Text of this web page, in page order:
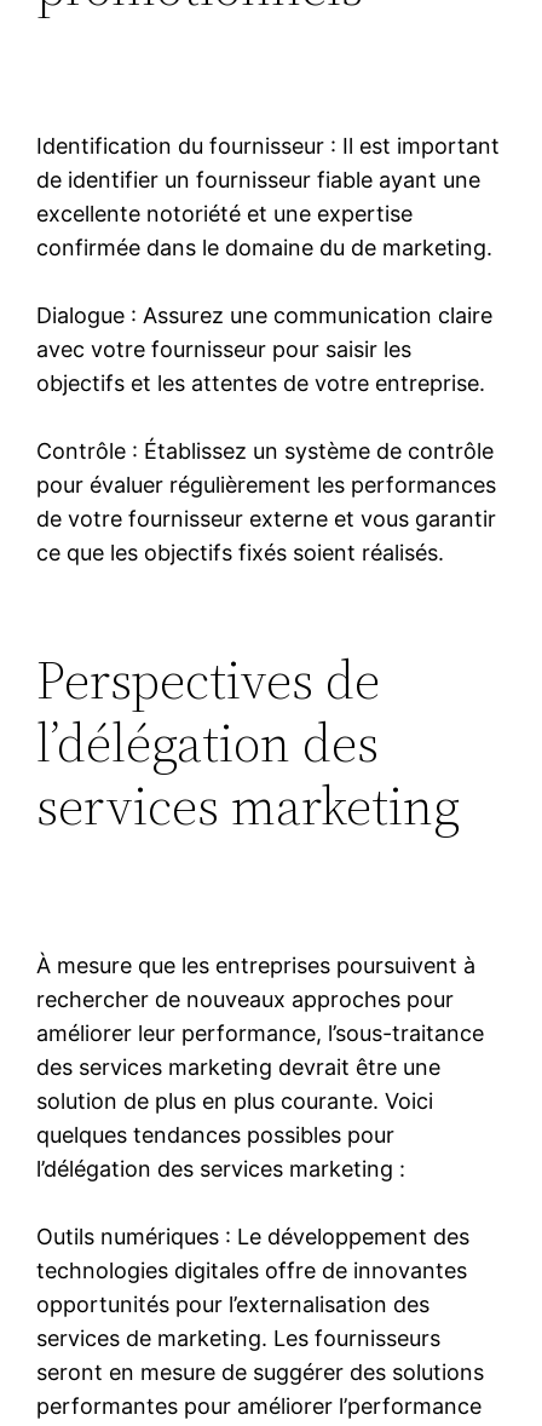
Identification du fournisseur : Il est important
de identifier un fournisseur fiable ayant une
excellente notoriété et une expertise
confirmée dans le domaine du de marketing.
Dialogue : Assurez une communication claire
avec votre fournisseur pour saisir les
objectifs et les attentes de votre entreprise.
Contrôle : Établissez un système de contrôle
pour évaluer régulièrement les performances
de votre fournisseur externe et vous garantir
ce que les objectifs fixés soient réalisés.
Perspectives de
l’délégation des
services marketing
À mesure que les entreprises poursuivent à
rechercher de nouveaux approches pour
améliorer leur performance, l’sous-traitance
des services marketing devrait être une
solution de plus en plus courante. Voici
quelques tendances possibles pour
l’délégation des services marketing :
Outils numériques : Le développement des
technologies digitales offre de innovantes
opportunités pour l’externalisation des
services de marketing. Les fournisseurs
seront en mesure de suggérer des solutions
performantes pour améliorer l’performance